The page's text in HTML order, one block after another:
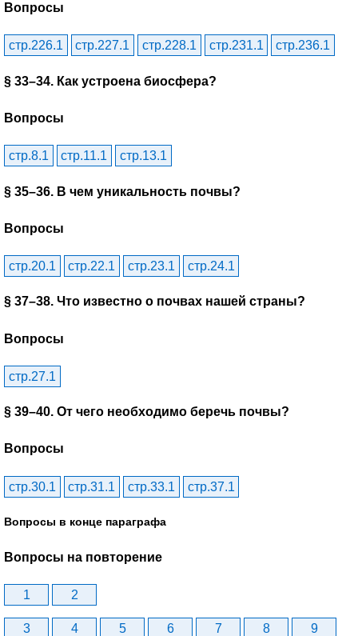
Вопросы
стр.226.1 стр.227.1 стр.228.1 стр.231.1 стр.236.1
§ 33–34. Как устроена биосфера?
Вопросы
стр.8.1 стр.11.1 стр.13.1
§ 35–36. В чем уникальность почвы?
Вопросы
стр.20.1 стр.22.1 стр.23.1 стр.24.1
§ 37–38. Что известно о почвах нашей страны?
Вопросы
стр.27.1
§ 39–40. От чего необходимо беречь почвы?
Вопросы
стр.30.1 стр.31.1 стр.33.1 стр.37.1
Вопросы в конце параграфа
Вопросы на повторение
1 2
3 4 5 6 7 8
9